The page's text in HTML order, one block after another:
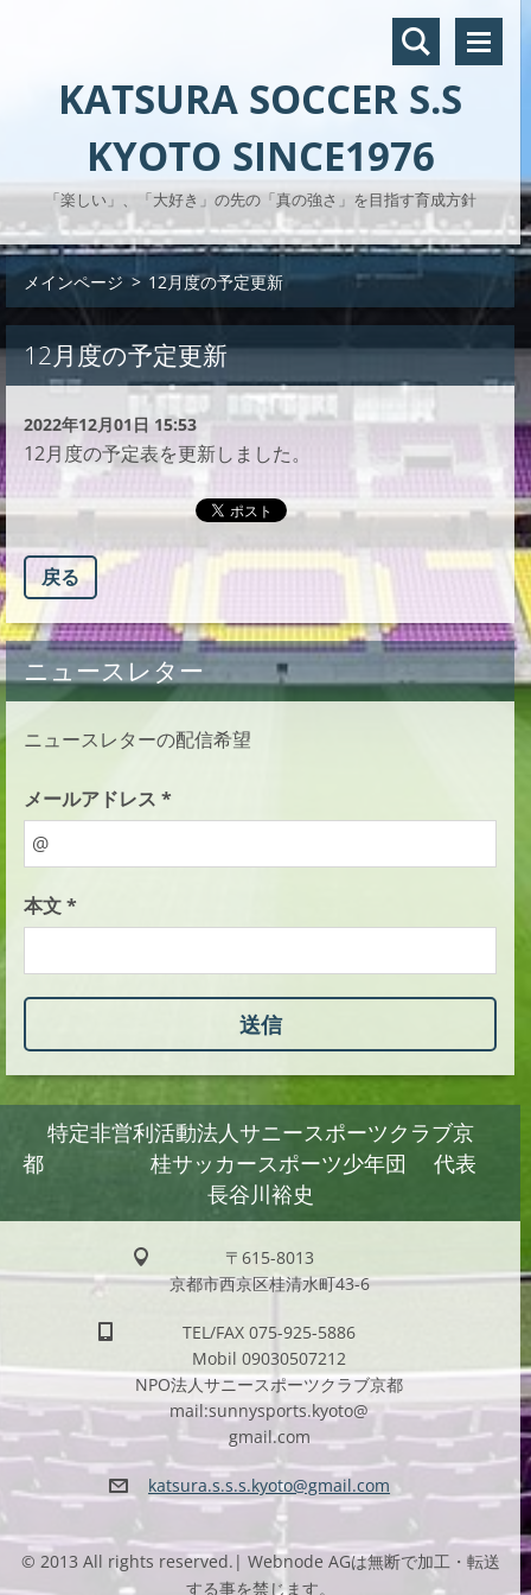
KATSURA SOCCER S.S
KYOTO SINCE1976
「楽しい」、「大好き」の先の「真の強さ」を目指す育成方針
メインページ > 12月度の予定更新
12月度の予定更新
2022年12月01日 15:53
12月度の予定表を更新しました。
戻る
ニュースレター
ニュースレターの配信希望
メールアドレス *
本文 *
特定非営利活動法人サニースポーツクラブ京
都 桂サッカースポーツ少年団 代表
長谷川裕史
〒615-8013
京都市西京区桂清水町43-6
TEL/FAX 075-925-5886
Mobil 09030507212
NPO法人サニースポーツクラブ京都
mail:sunnysports.kyoto@
gmail.com
katsura.s.s.s.kyoto@gmail.com
© 2013 All rights reserved.| Webnode AGは無断で加工・転送
する事を禁じます。